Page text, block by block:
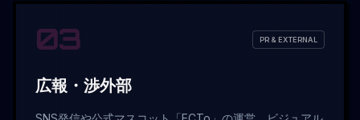
03 PR & EXTERNAL
広報・渉外部